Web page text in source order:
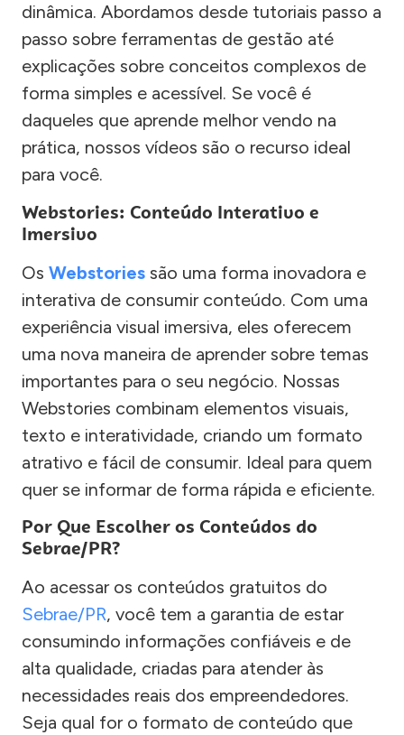
dinâmica. Abordamos desde tutoriais passo a
passo sobre ferramentas de gestão até
explicações sobre conceitos complexos de
forma simples e acessível. Se você é
daqueles que aprende melhor vendo na
prática, nossos vídeos são o recurso ideal
para você.
Webstories: Conteúdo Interativo e
Imersivo
Os Webstories são uma forma inovadora e
interativa de consumir conteúdo. Com uma
experiência visual imersiva, eles oferecem
uma nova maneira de aprender sobre temas
importantes para o seu negócio. Nossas
Webstories combinam elementos visuais,
texto e interatividade, criando um formato
atrativo e fácil de consumir. Ideal para quem
quer se informar de forma rápida e eficiente.
Por Que Escolher os Conteúdos do
Sebrae/PR?
Ao acessar os conteúdos gratuitos do
Sebrae/PR, você tem a garantia de estar
consumindo informações confiáveis e de
alta qualidade, criadas para atender às
necessidades reais dos empreendedores.
Seja qual for o formato de conteúdo que